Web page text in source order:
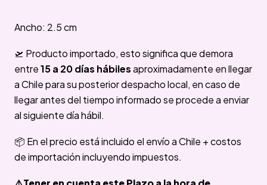
Ancho: 2.5 cm
🛫 Producto importado, esto significa que demora
entre15 a 20 días hábilesaproximadamente en llegar
a Chile para su posterior despacho local, en caso de
llegar antes del tiempo informado se procede a enviar
al siguiente día hábil.
📦 En el precio está incluido el envío a Chile + costos
de importación incluyendo impuestos.